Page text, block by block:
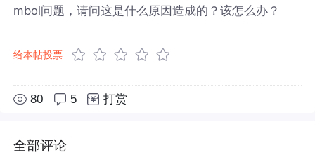
mbol问题，请问这是什么原因造成的？该怎么办？
给本帖投票
80 5 打赏
全部评论